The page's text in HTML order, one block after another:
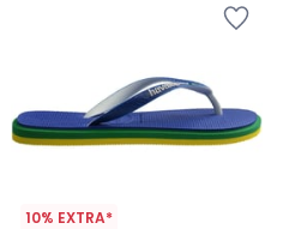
10% EXTRA*